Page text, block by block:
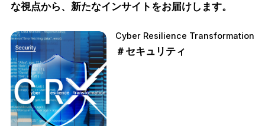
な視点から、新たなインサイトをお届けします。
Cyber Resilience Transformation
＃セキュリティ